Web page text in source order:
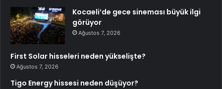
Kocaeli’de gece sineması büyük ilgi
görüyor
Ağustos 7, 2026
First Solar hisseleri neden yükselişte?
Ağustos 7, 2026
Tigo Energy hissesi neden düşüyor?